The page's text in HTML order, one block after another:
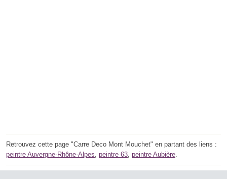
Retrouvez cette page "Carre Deco Mont Mouchet" en partant des liens :
peintre Auvergne-Rhône-Alpes, peintre 63, peintre Aubière.